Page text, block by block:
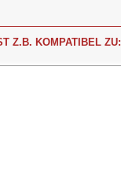
Z.B. KOMPATIBEL ZU: